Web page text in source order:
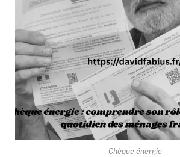
Chèque énergie